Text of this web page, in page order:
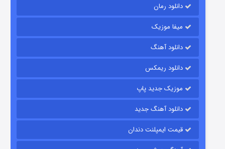
قسمت
دانلود رمان
میفا موزیک
دانلود آهنگ
دانلود ریمکس
موزیک جدید پاپ
دانلود آهنگ جدید
قیمت ایمپلنت دندان